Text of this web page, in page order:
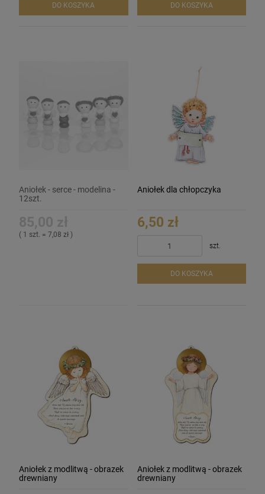
DO KOSZYKA DO KOSZYKA
Aniołek - serce - modelina -
12szt.
( 1 szt. = 7,08 zł )
Aniołek dla chłopczyka
6,50 zł
szt.
DO KOSZYKA
Aniołek z modlitwą - obrazek
drewniany
Aniołek z modlitwą - obrazek
drewniany